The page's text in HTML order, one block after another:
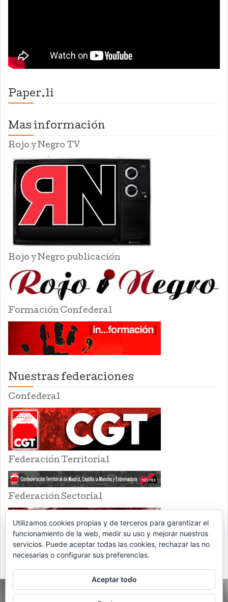
Paper.li
Mas información
Rojo y Negro TV
Rojo y Negro publicación
Formación Confederal
Nuestras federaciones
Confederal
Federación Territorial
Federación Sectorial
Utilizamos cookies propias y de terceros para garantizar el
funcionamiento de la web, medir su uso y mejorar nuestros
servicios. Puede aceptar todas las cookies, rechazar las no
necesarias o configurar sus preferencias.
Aceptar todo